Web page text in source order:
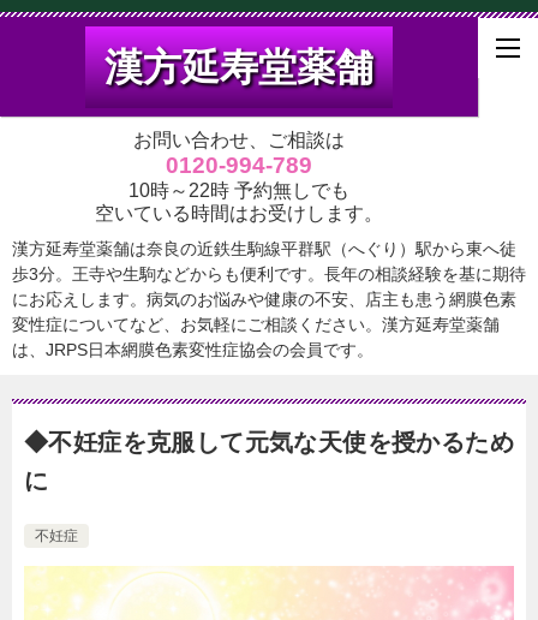
漢方延寿堂薬舗
お問い合わせ、ご相談は
0120-994-789
10時～22時 予約無しでも
空いている時間はお受けします。
漢方延寿堂薬舗は奈良の近鉄生駒線平群駅（へぐり）駅から東へ徒
歩3分。王寺や生駒などからも便利です。長年の相談経験を基に期待
にお応えします。病気のお悩みや健康の不安、店主も患う網膜色素
変性症についてなど、お気軽にご相談ください。漢方延寿堂薬舗
は、JRPS日本網膜色素変性症協会の会員です。
◆不妊症を克服して元気な天使を授かるため
に
不妊症